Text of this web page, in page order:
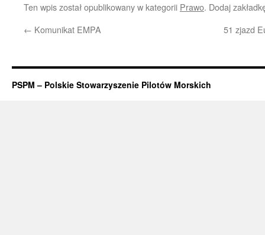
Ten wpis został opublikowany w kategorii Prawo. Dodaj
← Komunikat EMPA 51 zjazd
PSPM – Polskie Stowarzyszenie Pilotów Morskich